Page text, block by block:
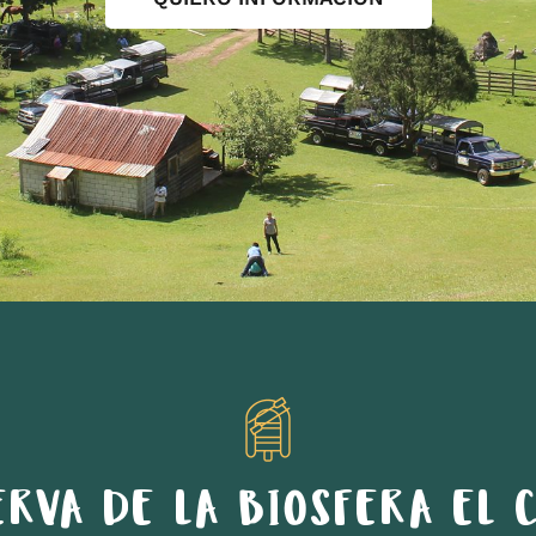
DE LA BIOSFERA EL